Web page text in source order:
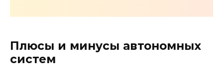
Плюсы и минусы автономных
систем